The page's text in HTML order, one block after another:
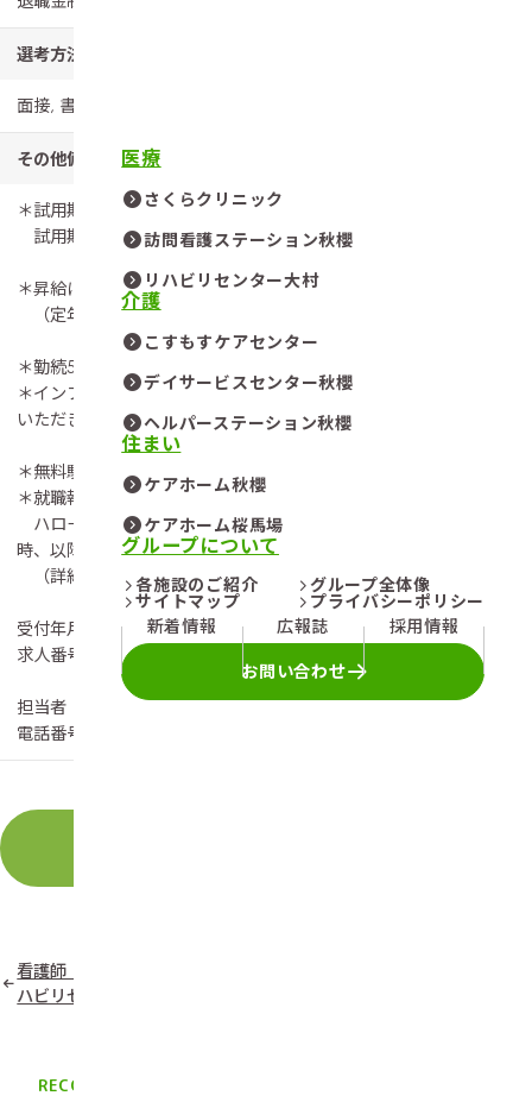
医療
さくらクリニック
訪問看護ステーション秋櫻
リハビリセンター大村
介護
こすもすケアセンター
デイサービスセンター秋櫻
ヘルパーステーション秋櫻
住まい
ケアホーム秋櫻
ケアホーム桜馬場
グループについて
各施設のご紹介
グループ全体像
サイトマップ
プライバシーポリシー
新着情報
広報誌 採用情報
お問い合わせ
選考方法
面接, 書類選考
その他備考
＊試用期間あり 期間3ヶ月
試用期間中の労働条件 同条件
＊昇給については人事評価システムによる
（定年後、労働条件変更有）
＊勤続5年ごとに表彰し記念品の副賞があります。
＊インフルエンザ等の予防接種を法人負担により、原則受けて
いただきます。
＊無料駐車場あり
＊就職報奨金制度あり
ハローワークを通じて入職された方へは、入職後1年経過
時、以降も継続勤務の場合10万円を支給します。
（詳細は、お尋ねください）
受付年月日：令和8年8月1日
求人番号 ：42040-3659461
担当者 ：今富（イマトミ）、猪村（イムラ）
電話番号 ：0957-55-7811
看護師（常勤／夜勤なし）：リ
ハビリセンター大村
RECOMMEND